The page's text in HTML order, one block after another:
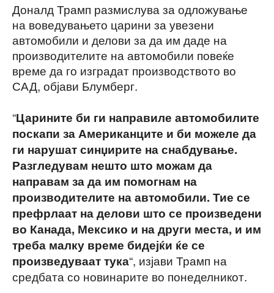
Доналд Трамп размислува за одложување
на воведувањето царини за увезени
автомобили и делови за да им даде на
производителите на автомобили повеќе
време да го изградат производството во
САД, објави Блумберг.
“Царините би ги направиле автомобилите
поскапи за Американците и би можеле да
ги нарушат синџирите на снабдување.
Разгледувам нешто што можам да
направам за да им помогнам на
производителите на автомобили. Тие се
префрлаат на делови што се произведени
во Канада, Мексико и на други места, и им
треба малку време бидејќи ќе се
произведуваат тука“, изјави Трамп на
средбата со новинарите во понеделникот.